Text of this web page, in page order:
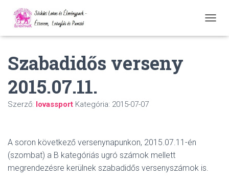
A
Szabadidős verseny
2015.07.11.
Szerző: lovassport Kategória: 2015-07-07
A soron következő versenynapunkon, 2015.07.11-én
(szombat) a B kategóriás ugró számok mellett
megrendezésre kerülnek szabadidős versenyszámok is.